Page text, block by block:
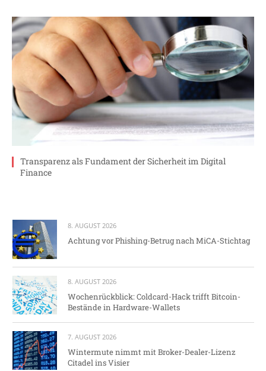
Transparenz als Fundament der Sicherheit im Digital
Finance
8. AUGUST 2026
Achtung vor Phishing-Betrug nach MiCA-Stichtag
8. AUGUST 2026
Wochenrückblick: Coldcard-Hack trifft Bitcoin-
Bestände in Hardware-Wallets
7. AUGUST 2026
Wintermute nimmt mit Broker-Dealer-Lizenz
Citadel ins Visier